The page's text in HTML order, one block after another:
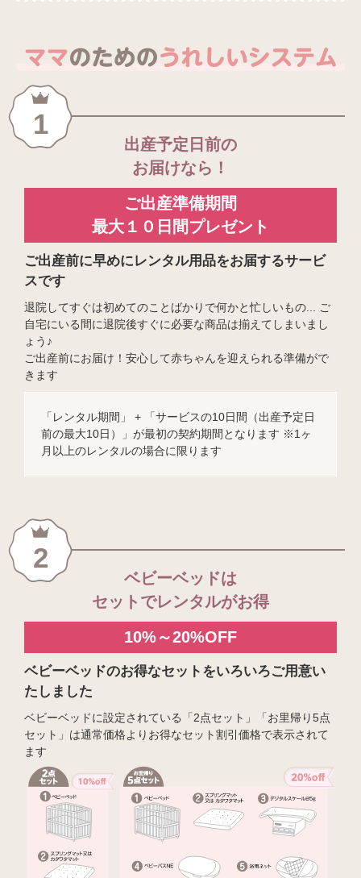
1
出産予定日前の
お届けなら！
ご出産準備期間
最大１０日間プレゼント
ご出産前に早めにレンタル用品をお届するサービ
スです
退院してすぐは初めてのことばかりで何かと忙しいもの... ご
自宅にいる間に退院後すぐに必要な商品は揃えてしまいまし
ょう♪
ご出産前にお届け！安心して赤ちゃんを迎えられる準備がで
きます
「レンタル期間」 + 「サービスの10日間（出産予定日
前の最大10日）」が最初の契約期間となります ※1ヶ
月以上のレンタルの場合に限ります
2
ベビーベッドは
セットでレンタルがお得
10%～20%OFF
ベビーベッドのお得なセットをいろいろご用意い
たしました
ベビーベッドに設定されている「2点セット」「お里帰り5点
セット」は通常価格よりお得なセット割引価格で表示されて
ます